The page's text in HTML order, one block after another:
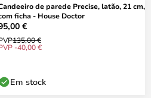
de parede Precise, latão, 21 cm,
ficha - House Doctor
€
135,00 €
-40,00 €
Em stock